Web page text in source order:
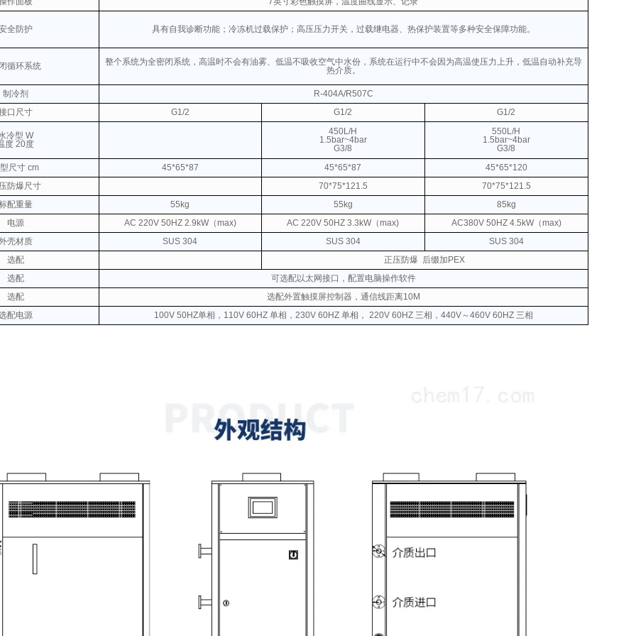
全防护 具有自我诊断功能；冷冻机过载保护；高压压力开关，过载继电器、热保护装置等多种安全保障功能。
循环系统
整个系统为全密闭系统，高温时不会有油雾、低温不吸收空气中水份，系统在运行中不会因为高温使压力上升，低温自动补充导
热介质。
制冷剂
R-404A/R507C
口尺寸
G1/2 G1/2 G1/2
冷型 W
度 20度
450L/H
1.5bar~4bar
G3/8
550L/H
1.5bar~4bar
G3/8
尺寸 cm
45*65*87 45*65*87
45*65*120
防爆尺寸
70*75*121.5
70*75*121.5
配重量
55kg 55kg
85kg
电源
AC 220V 50HZ 2.9kW（max) AC 220V 50HZ 3.3kW（max) AC380V 50HZ 4.5kW（max)
壳材质
SUS 304 SUS 304
SUS 304
选配
正压防爆 后缀加PEX
选配
可选配以太网接口，配置电脑操作软件
选配
选配外置触摸屏控制器，通信线距离10M
配电源
100V 50HZ单相，110V 60HZ 单相，230V 60HZ 单相， 220V 60HZ 三相，440V～460V 60HZ 三相